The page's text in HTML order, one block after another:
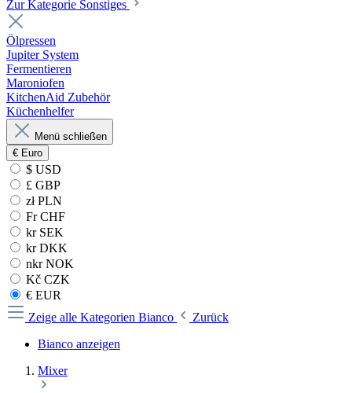
Zur Kategorie Sonstiges
Ölpressen
Jupiter System
Fermentieren
Maroniofen
KitchenAid Zubehör
Küchenhelfer
Menü schließen
€ Euro
$ USD
£ GBP
zł PLN
Fr CHF
kr SEK
kr DKK
nkr NOK
Kč CZK
€ EUR
Zeige alle Kategorien Bianco
Zurück
Bianco anzeigen
Mixer